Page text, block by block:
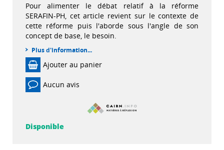
Pour alimenter le débat relatif à la réforme
SERAFIN-PH, cet article revient sur le contexte de
cette réforme puis l'aborde sous l'angle de son
concept de base, le besoin.
Plus d'information...
Ajouter au panier
Aucun avis
Disponible